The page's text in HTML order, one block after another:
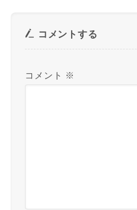
コメントする
コメント ※